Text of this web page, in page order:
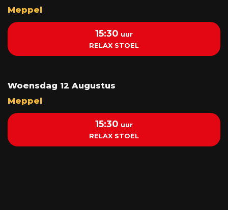
Meppel
15:30 uur
RELAX STOEL
Woensdag 12 Augustus
Meppel
15:30 uur
RELAX STOEL